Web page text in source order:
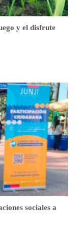
y el disfrute
sociales a